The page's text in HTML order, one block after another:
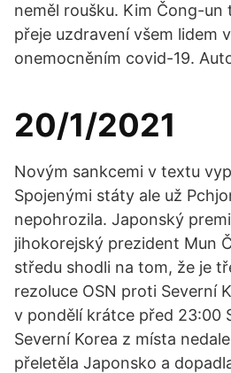
neměl roušku. Kim Čong-un
přeje uzdravení všem lidem
onemocněním covid-19.
20/1/2021
Novým sankcemi v textu
Spojenými státy ale už
nepohrozila. Japonský
jihokorejský prezident Mun
středu shodli na tom, že je
rezoluce OSN proti Severní
v pondělí krátce před 23:00
Severní Korea z místa
přeletěla Japonsko a